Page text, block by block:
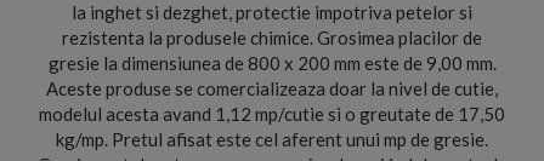
la inghet si dezghet, protectie impotriva petelor si
rezistenta la produsele chimice. Grosimea placilor de
gresie la dimensiunea de 800 x 200 mm este de 9,00 mm.
Aceste produse se comercializeaza doar la nivel de cutie,
modelul acesta avand 1,12 mp/cutie si o greutate de 17,50
kg/mp. Pretul afisat este cel aferent unui mp de gresie.